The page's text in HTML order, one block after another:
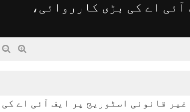
اے کی بڑی کارروائی،
قانونی اسٹوریج پر ایف آئی اے کی